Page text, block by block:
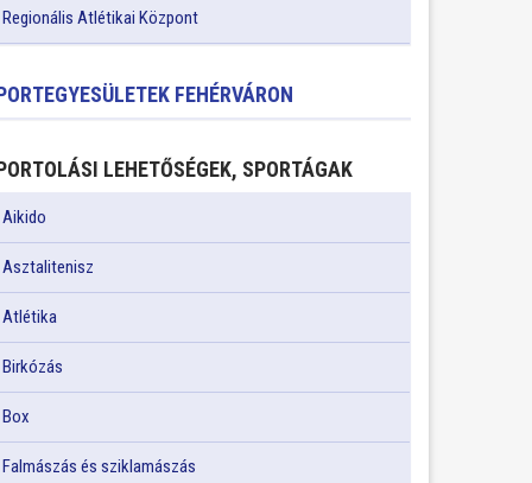
Regionális Atlétikai Központ
FEHÉRVÁRON
LEHETŐSÉGEK, SPORTÁGAK
Aikido
Asztalitenisz
Atlétika
Birkózás
Box
Falmászás és sziklamászás